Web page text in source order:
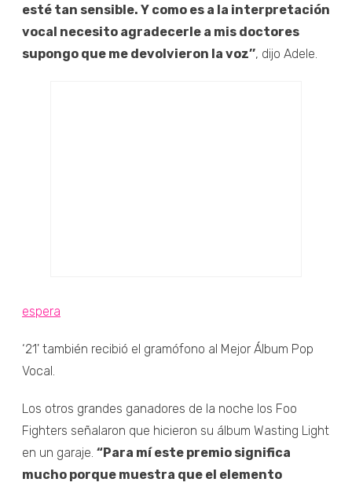
esté tan sensible. Y como es a la interpretación
vocal necesito agradecerle a mis doctores
supongo que me devolvieron la voz’’, dijo Adele.
espera
‘21' también recibió el gramófono al Mejor Álbum Pop
Vocal.
Los otros grandes ganadores de la noche los Foo
Fighters señalaron que hicieron su álbum Wasting Light
en un garaje. “Para mí este premio significa
mucho porque muestra que el elemento